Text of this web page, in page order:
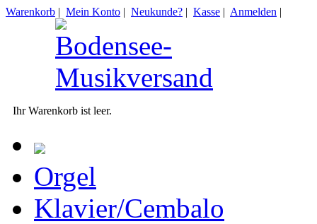
Warenkorb | Mein Konto | Neukunde? | Kasse | Anmelden |
Ihr Warenkorb ist leer.
Orgel
Klavier/Cembalo